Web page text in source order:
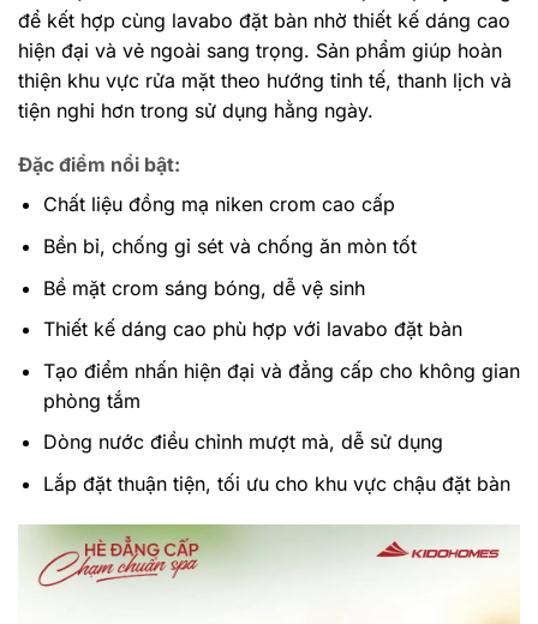
để kết hợp cùng lavabo đặt bàn nhờ thiết kế dáng cao
hiện đại và vẻ ngoài sang trọng. Sản phẩm giúp hoàn
thiện khu vực rửa mặt theo hướng tinh tế, thanh lịch và
tiện nghi hơn trong sử dụng hằng ngày.
Đặc điểm nổi bật:
Chất liệu đồng mạ niken crom cao cấp
Bền bỉ, chống gỉ sét và chống ăn mòn tốt
Bề mặt crom sáng bóng, dễ vệ sinh
Thiết kế dáng cao phù hợp với lavabo đặt bàn
Tạo điểm nhấn hiện đại và đẳng cấp cho không gian
phòng tắm
Dòng nước điều chỉnh mượt mà, dễ sử dụng
Lắp đặt thuận tiện, tối ưu cho khu vực chậu đặt bàn